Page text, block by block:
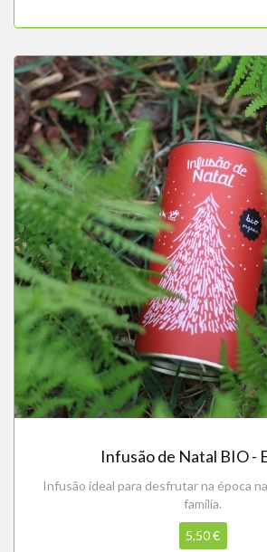
Infusão de Natal BIO -
Infusão ideal para desfrutar na época
família.
5,50 €